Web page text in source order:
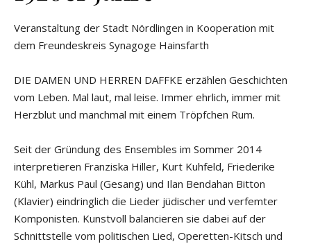
Veranstaltung der Stadt Nördlingen in Kooperation mit
dem Freundeskreis Synagoge Hainsfarth
DIE DAMEN UND HERREN DAFFKE erzählen Geschichten
vom Leben. Mal laut, mal leise. Immer ehrlich, immer mit
Herzblut und manchmal mit einem Tröpfchen Rum.
Seit der Gründung des Ensembles im Sommer 2014
interpretieren Franziska Hiller, Kurt Kuhfeld, Friederike
Kühl, Markus Paul (Gesang) und Ilan Bendahan Bitton
(Klavier) eindringlich die Lieder jüdischer und verfemter
Komponisten. Kunstvoll balancieren sie dabei auf der
Schnittstelle vom politischen Lied, Operetten-Kitsch und